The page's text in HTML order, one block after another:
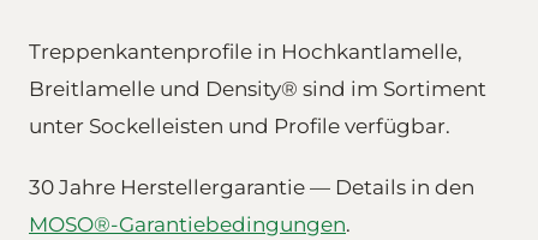
Treppenkantenprofile in Hochkantlamelle,
Breitlamelle und Density® sind im Sortiment
unter Sockelleisten und Profile verfügbar.
30 Jahre Herstellergarantie — Details in den
MOSO®-Garantiebedingungen.